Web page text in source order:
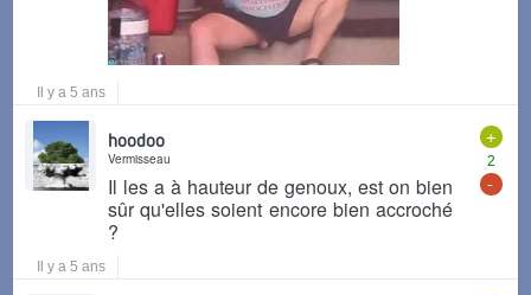
Il y a 5 ans
+
2
-
hoodoo
Vermisseau
Il les a à hauteur de genoux, est on bien
sûr qu'elles soient encore bien accroché
?
Il y a 5 ans